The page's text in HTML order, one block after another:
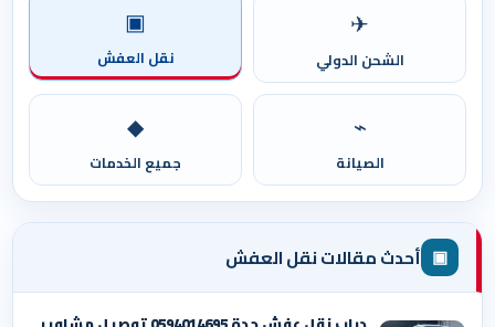
✈
الشحن الدولي
▣
نقل العفش
⌁
الصيانة
◆
جميع الخدمات
▣ أحدث مقالات نقل العفش